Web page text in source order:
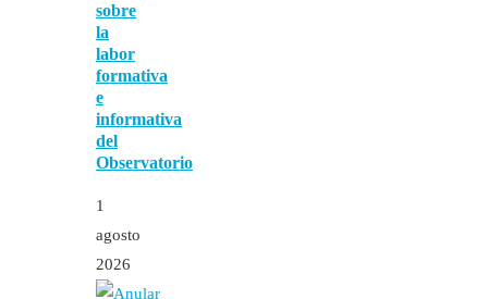
sobre
la
labor
formativa
e
informativa
del
Observatorio
1
agosto
2026